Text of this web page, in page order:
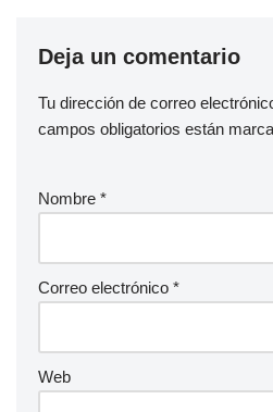
Deja un comentario
Tu dirección de correo
campos obligatorios están
Nombre *
Correo electrónico *
Web